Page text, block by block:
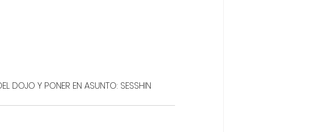
DOJO Y PONER EN ASUNTO: SESSHIN